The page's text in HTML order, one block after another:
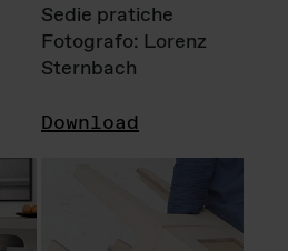
Sedie pratiche
Fotografo: Lorenz
Sternbach
Download